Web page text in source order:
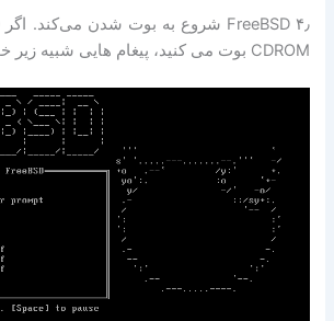
CDROM بوت می کنید، پیغام هایی شبیه زیر خواهید دید: